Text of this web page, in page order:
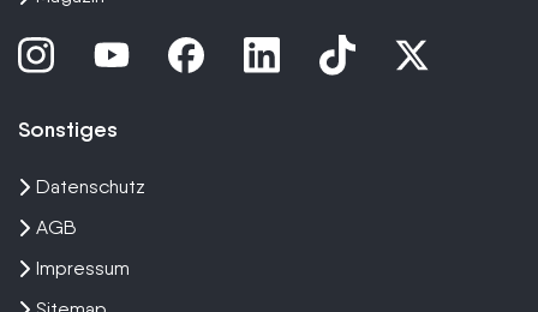
Sonstiges
Datenschutz
AGB
Impressum